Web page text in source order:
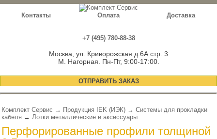
Контакты Оплата Доставка
+7 (495) 780-88-38
Москва, ул. Криворожская д.6А стр. 3
М. Нагорная. Пн-Пт, 9:00-17:00.
ОТПРАВИТЬ ЗАКАЗ
Комплект Сервис → Продукция IEK (ИЭК)→ Системы для прокладки
кабеля → Лотки металлические и аксессуары
Перфорированные профили толщиной